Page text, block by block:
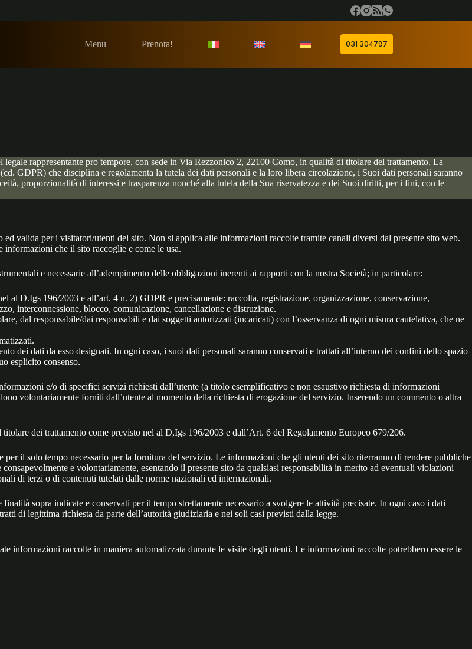
Menu
Prenota! 031 304797
rappresentante pro tempore, con sede in Via Rezzonico 2, 22100 Como, in qualità di titolare del trattamento, La
GDPR) che disciplina e regolamenta la tutela dei dati personali e la loro libera circolazione, i Suoi dati personali saranno
proporzionalità di interessi e trasparenza nonché alla tutela della Sua riservatezza e dei Suoi diritti, per i fini, con le
valida per i visitatori/utenti del sito. Non si applica alle informazioni raccolte tramite canali diversi dal presente sito web.
che il sito raccoglie e come le usa.
e necessarie all’adempimento delle obbligazioni inerenti ai rapporti con la nostra Società; in particolare:
al D.Igs 196/2003 e all’art. 4 n. 2) GDPR e precisamente: raccolta, registrazione, organizzazione, conservazione,
interconnessione, blocco, comunicazione, cancellazione e distruzione.
dal responsabile/dai responsabili e dai soggetti autorizzati (incaricati) con l’osservanza di ogni misura cautelativa, che ne
dei dati da esso designati. In ogni caso, i suoi dati personali saranno conservati e trattati all’interno dei confini dello spazio
esplicito consenso.
e/o di specifici servizi richiesti dall’utente (a titolo esemplificativo e non esaustivo richiesta di informazioni
volontariamente forniti dall’utente al momento della richiesta di erogazione del servizio. Inserendo un commento o altra
dei trattamento come previsto nel al D,Igs 196/2003 e dall’Art. 6 del Regolamento Europeo 679/206.
il solo tempo necessario per la fornitura del servizio. Le informazioni che gli utenti dei sito riterranno di rendere pubbliche
e volontariamente, esentando il presente sito da qualsiasi responsabilità in merito ad eventuali violazioni
di terzi o di contenuti tutelati dalle norme nazionali ed internazionali.
sopra indicate e conservati per il tempo strettamente necessario a svolgere le attività precisate. In ogni caso i dati
di legittima richiesta da parte dell’autorità giudiziaria e nei soli casi previsti dalla legge.
informazioni raccolte in maniera automatizzata durante le visite degli utenti. Le informazioni raccolte potrebbero essere le